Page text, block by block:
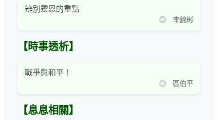
辨別靈恩的重點
◎ 李錦彬
【時事透析】
戰爭與和平！
◎ 區伯平
【息息相關】